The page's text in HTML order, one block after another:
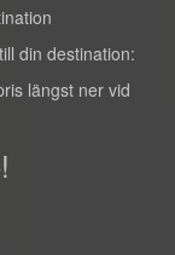
din destination:
längst ner vid